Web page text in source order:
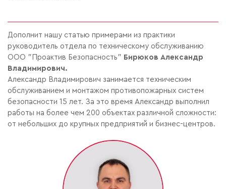
Дополнит нашу статью примерами из практики
руководитель отдела по техническому обслуживанию
ООО "Проактив Безопасность" Бирюков Александр
Владимирович.
Александр Владимирович занимается техническим
обслуживанием и монтажом противопожарных систем
безопасности 15 лет. За это время Александр выполнил
работы на более чем 200 объектах различной сложности:
от небольших до крупных предприятий и бизнес-центров.